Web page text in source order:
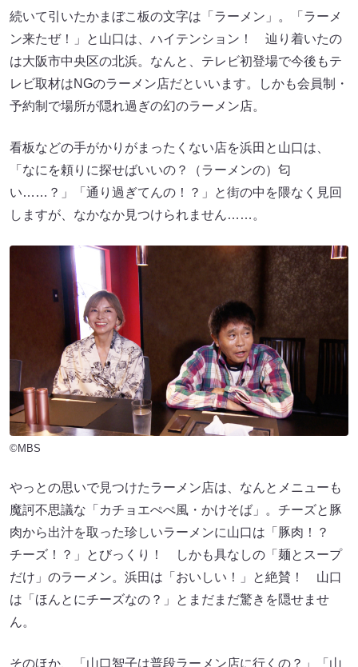
続いて引いたかまぼこ板の文字は「ラーメン」。「ラーメ
ン来たぜ！」と山口は、ハイテンション！ 辿り着いたの
は大阪市中央区の北浜。なんと、テレビ初登場で今後もテ
レビ取材はNGのラーメン店だといいます。しかも会員制・
予約制で場所が隠れ過ぎの幻のラーメン店。
看板などの手がかりがまったくない店を浜田と山口は、
「なにを頼りに探せばいいの？（ラーメンの）匂
い……？」「通り過ぎてんの！？」と街の中を隈なく見回
しますが、なかなか見つけられません……。
©MBS
やっとの思いで見つけたラーメン店は、なんとメニューも
魔訶不思議な「カチョエぺぺ風・かけそば」。チーズと豚
肉から出汁を取った珍しいラーメンに山口は「豚肉！？
チーズ！？」とびっくり！ しかも具なしの「麺とスープ
だけ」のラーメン。浜田は「おいしい！」と絶賛！ 山口
は「ほんとにチーズなの？」とまだまだ驚きを隠せませ
ん。
そのほか、「山口智子は普段ラーメン店に行くの？」「山